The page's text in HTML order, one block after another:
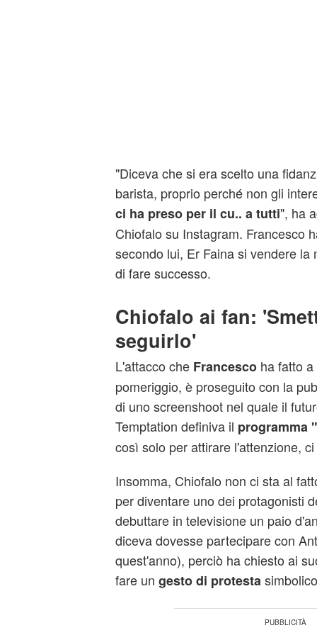
"Diceva che si era scelto una
barista, proprio perché non gli
ci ha preso per il cu.. a tutti", ha
Chiofalo su Instagram. Francesco
secondo lui, Er Faina si vendere la
di fare successo.
Chiofalo ai fan:
seguirlo'
L'attacco che Francescoha fatto a
pomeriggio, è proseguito con la
di uno screenshoot nel quale il
Temptation definiva il programma
così solo per attirare l'attenzione,
Insomma, Chiofalo non ci sta al
per diventare uno dei protagonisti
debuttare in televisione un paio
diceva dovesse partecipare con
quest'anno), perciò ha chiesto ai
fare un gesto di protesta